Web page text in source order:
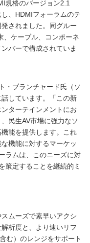
規格のバージョン2.1
、HDMIフォーラムのテ
されました。同グルー
、ケーブル、コンポーネ
バーで構成されていま
・ブランチャード氏（ソ
しています。「この新
ターテインメントにお
民生AV市場に強力なソ
能を提供します。これ
機能に対するマーケッ
ラムは、このニーズに対
策定することを継続的ミ
ムーズで素早いアクシ
析度と、より速いリフ
む）のレンジをサポート